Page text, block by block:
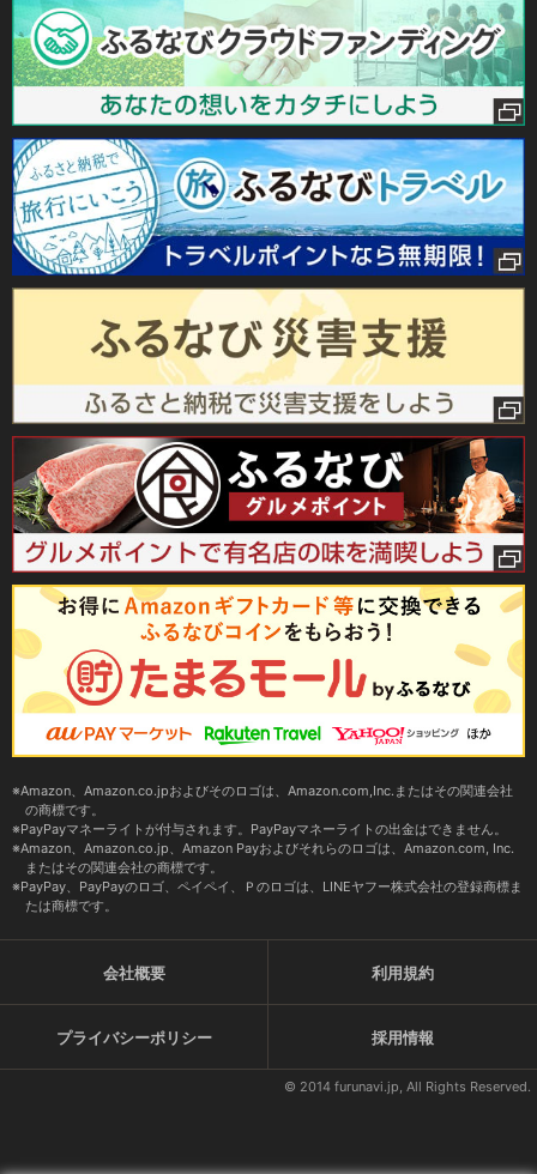
Amazon、Amazon.co.jpおよびそのロゴは、Amazon.com,Inc.またはその関連会社
の商標です。
PayPayマネーライトが付与されます。PayPayマネーライトの出金はできません。
Amazon、Amazon.co.jp、Amazon Payおよびそれらのロゴは、Amazon.com, Inc.
またはその関連会社の商標です。
PayPay、PayPayのロゴ、ペイペイ、Ｐのロゴは、LINEヤフー株式会社の登録商標ま
たは商標です。
会社概要 利用規約
プライバシーポリシー 採用情報
© 2014 furunavi.jp, All Rights Reserved.